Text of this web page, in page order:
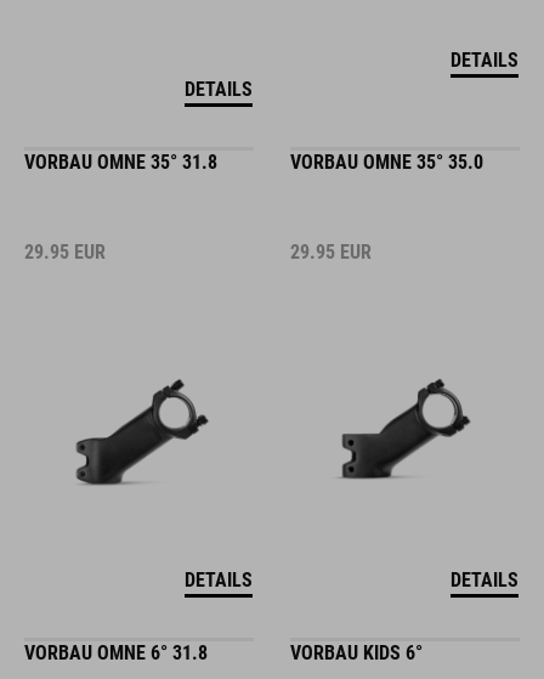
DETAILS
DETAILS
VORBAU OMNE 35° 31.8
29.95 EUR
DETAILS
VORBAU OMNE 35° 35.0
29.95 EUR
DETAILS
VORBAU OMNE 6° 31.8 VORBAU KIDS 6°